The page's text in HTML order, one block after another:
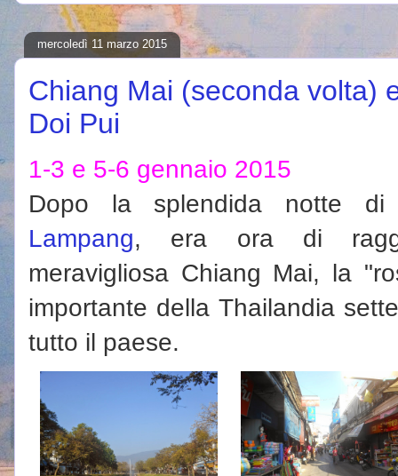
mercoledì 11 marzo 2015
Chiang Mai (seconda volta)
Doi Pui
1-3 e 5-6 gennaio 2015
Dopo la splendida notte di
Lampang, era ora di
meravigliosa Chiang Mai, la
importante della Thailandia
tutto il paese.